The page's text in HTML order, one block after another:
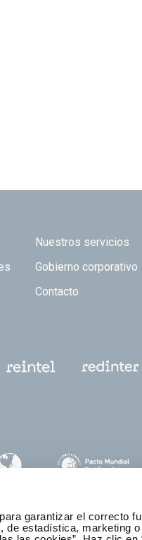
garantizar el correcto
estadística, marketing
Nuestros servicios
Gobierno corporativo
Contacto